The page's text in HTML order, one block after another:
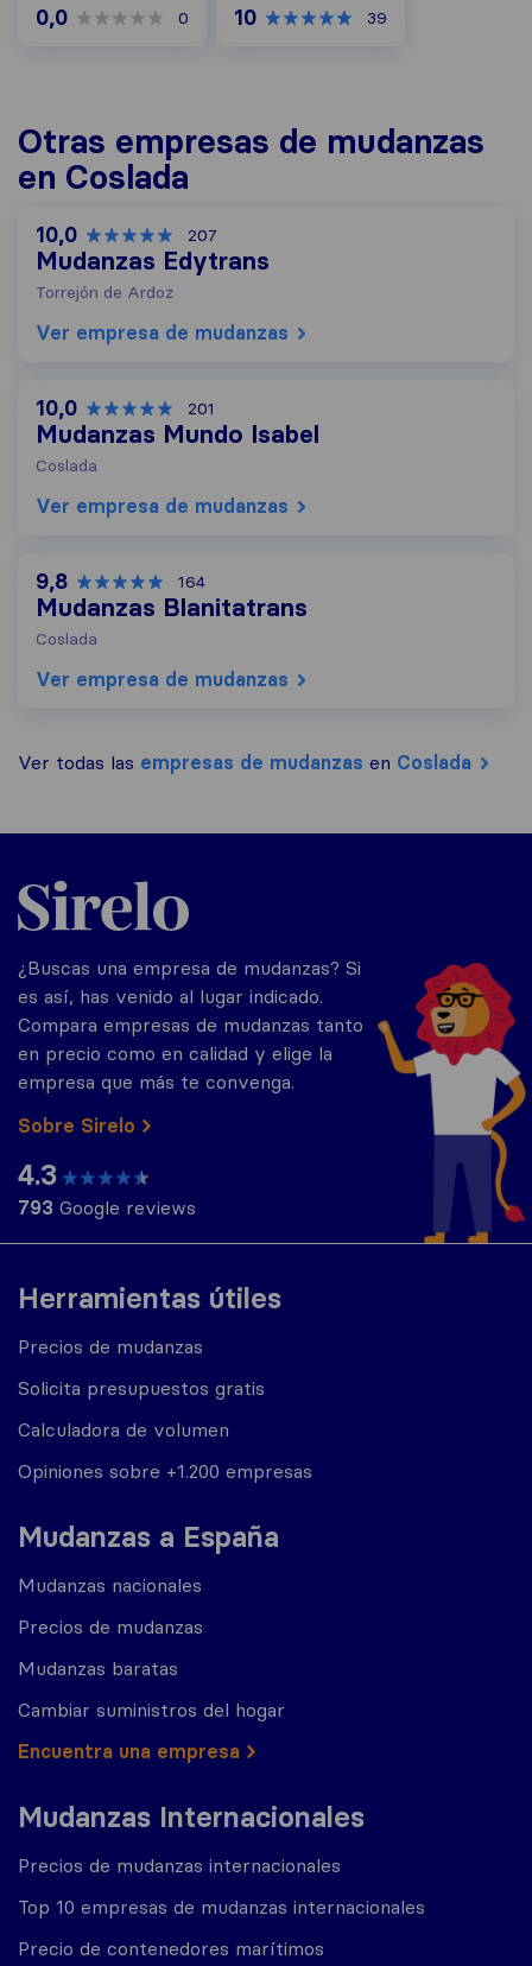
0,0 0 10 39
Otras empresas de mudanzas
en Coslada
10,0 207
Mudanzas Edytrans
Torrejón de Ardoz
Ver empresa de mudanzas
10,0 201
Mudanzas Mundo Isabel
Coslada
Ver empresa de mudanzas
9,8 164
Mudanzas Blanitatrans
Coslada
Ver empresa de mudanzas
Ver todas las empresas de mudanzas en Coslada
Herramientas útiles
Precios de mudanzas
Solicita presupuestos gratis
Calculadora de volumen
Opiniones sobre +1.200 empresas
Mudanzas a España
Mudanzas nacionales
Precios de mudanzas
Mudanzas baratas
Cambiar suministros del hogar
Encuentra una empresa
Mudanzas Internacionales
Precios de mudanzas internacionales
Top 10 empresas de mudanzas internacionales
Precio de contenedores marítimos
Sirelo.es
¿Buscas una empresa de mudanzas? Si
es así, has venido al lugar indicado.
Compara empresas de mudanzas tanto
en precio como en calidad y elige la
empresa que más te convenga.
Sobre Sirelo
4.3
793 Google reviews